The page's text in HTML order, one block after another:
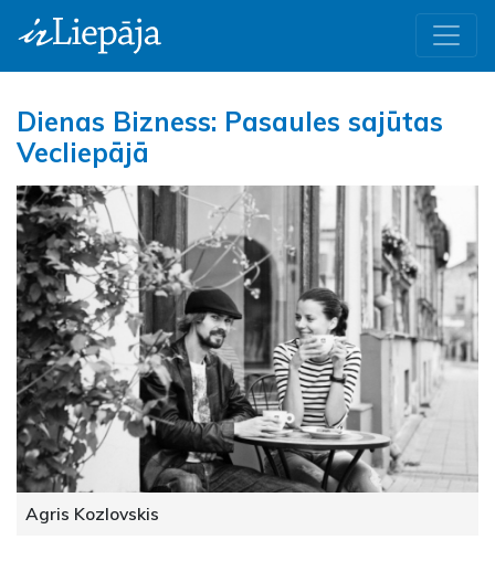
Dienas Bizness: Pasaules sajūtas
Vecliepājā
Agris Kozlovskis